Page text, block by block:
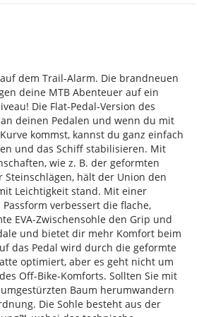
dem Trail-Alarm. Die brandneuen
deine MTB Abenteuer auf ein
Die Flat-Pedal-Version des
deinen Pedalen und wenn du mit
kommst, kannst du ganz einfach
und das Schiff stabilisieren. Mit
wie z. B. der geformten
Steinschlägen, hält der Union den
Leichtigkeit stand. Mit einer
verbessert die flache,
EVA-Zwischensohle den Grip und
und bietet dir mehr Komfort beim
das Pedal wird durch die geformte
optimiert, aber es geht nicht um
Off-Bike-Komforts. Sollten Sie mit
Baum herumwandern
Die Sohle besteht aus der